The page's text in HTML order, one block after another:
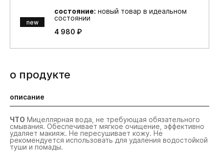
new
состояние: новый товар в идеальном
состоянии
4 980 ₽
о продукте
описание
ЧТО Мицеллярная вода, не требующая обязательного
смывания. Обеспечивает мягкое очищение, эффективно
удаляет макияж. Не пересушивает кожу. Не
рекомендуется использовать для удаления водостойкой
туши и помады.